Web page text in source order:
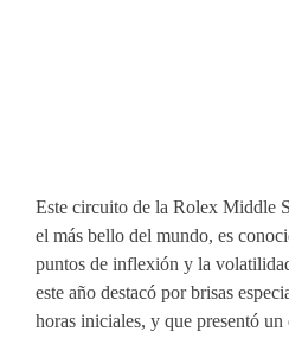
Este circuito de la Rolex Middle
el más bello del mundo, es
puntos de inflexión y la
este año destacó por brisas
horas iniciales, y que presentó